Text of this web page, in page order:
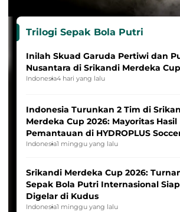
Trilogi Sepak Bola Putri
Inilah Skuad Garuda Pertiwi dan
Nusantara di Srikandi Merdeka
Indonesia4 hari yang lalu
Indonesia Turunkan 2 Tim di
Merdeka Cup 2026: Mayoritas Hasil
Pemantauan di HYDROPLUS
League
Indonesia1 minggu yang lalu
Srikandi Merdeka Cup 2026:
Sepak Bola Putri Internasional Siap
Digelar di Kudus
Indonesia1 minggu yang lalu